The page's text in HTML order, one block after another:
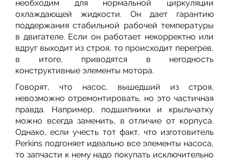
необходим для нормальной циркуляции
охлаждающей жидкости. Он дает гарантию
поддержания стабильной рабочей температуры
в двигателе. Если он работает некорректно или
вдруг выходит из строя, то происходит перегрев,
в итоге, приводятся в негодность
конструктивные элементы мотора.
Говорят, что насос, вышедший из строя,
невозможно отремонтировать, но это частичная
правда. Например, подшипники и крыльчатку
можно всегда заменить, в отличие от корпуса.
Однако, если учесть тот факт, что изготовитель
Perkins подгоняет идеально все элементы насоса,
то запчасти к нему надо покупать исключительно